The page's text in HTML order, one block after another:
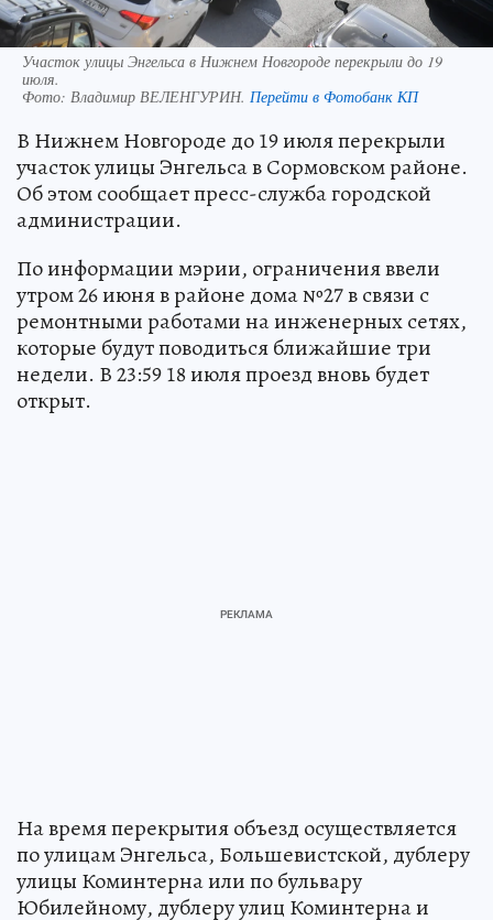
Участок улицы Энгельса в Нижнем Новгороде перекрыли до 19
июля.
Фото: Владимир ВЕЛЕНГУРИН. Перейти в Фотобанк КП
В Нижнем Новгороде до 19 июля перекрыли
участок улицы Энгельса в Сормовском районе.
Об этом сообщает пресс-служба городской
администрации.
По информации мэрии, ограничения ввели
утром 26 июня в районе дома №27 в связи с
ремонтными работами на инженерных сетях,
которые будут поводиться ближайшие три
недели. В 23:59 18 июля проезд вновь будет
открыт.
На время перекрытия объезд осуществляется
по улицам Энгельса, Большевистской, дублеру
улицы Коминтерна или по бульвару
Юбилейному, дублеру улиц Коминтерна и